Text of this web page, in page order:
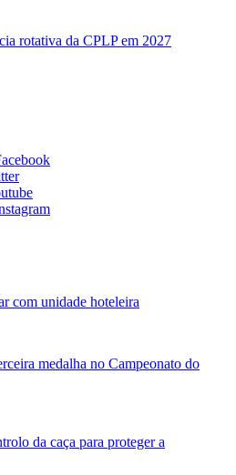
rotativa da CPLP em 2027
com unidade hoteleira
medalha no Campeonato do
da caça para proteger a